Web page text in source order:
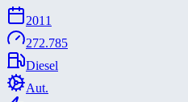
2011
272.785
Diesel
Aut.